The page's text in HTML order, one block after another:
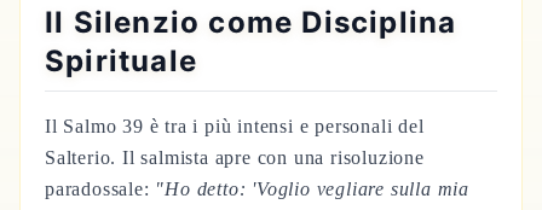
Il Silenzio come Disciplina
Spirituale
Il Salmo 39 è tra i più intensi e personali del
Salterio. Il salmista apre con una risoluzione
paradossale: "Ho detto: 'Voglio vegliare sulla mia